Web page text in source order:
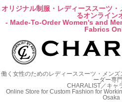
オリジナル制服・レディーススーツ
るオンライン
- Made-To-Order Women's and
Fabrics
働く女性のためのレディーススーツ・メン
ーダー専
CHARALIST／キャ
Online Store for Custom Fashion for
Osaka